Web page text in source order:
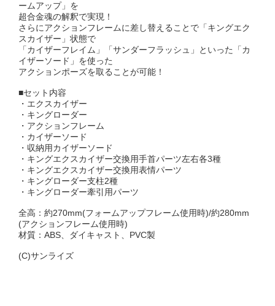
ームアップ」を
超合金魂の解釈で実現！
さらにアクションフレームに差し替えることで「キングエク
スカイザー」状態で
「カイザーフレイム」「サンダーフラッシュ」といった「カ
イザーソード」を使った
アクションポーズを取ることが可能！
■セット内容
・エクスカイザー
・キングローダー
・アクションフレーム
・カイザーソード
・収納用カイザーソード
・キングエクスカイザー交換用手首パーツ左右各3種
・キングエクスカイザー交換用表情パーツ
・キングローダー支柱2種
・キングローダー牽引用パーツ
全高：約270mm(フォームアップフレーム使用時)/約280mm
(アクションフレーム使用時)
材質：ABS、ダイキャスト、PVC製
(C)サンライズ